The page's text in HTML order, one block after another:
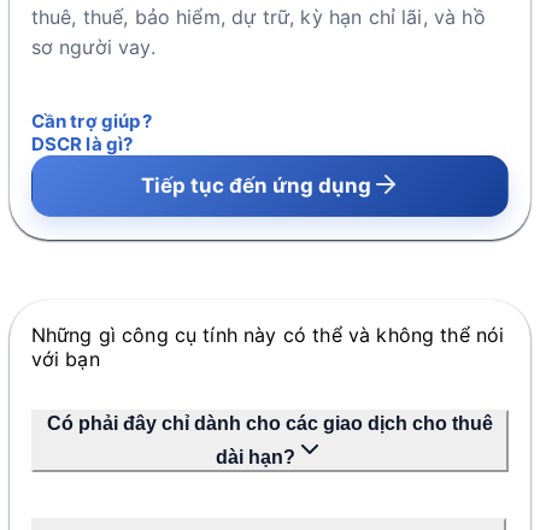
thuê, thuế, bảo hiểm, dự trữ, kỳ hạn chỉ lãi, và hồ
sơ người vay.
Cần trợ giúp?
DSCR là gì?
Tiếp tục đến ứng dụng
Những gì công cụ tính này có thể và không thể nói
với bạn
Có phải đây chỉ dành cho các giao dịch cho thuê
dài hạn?